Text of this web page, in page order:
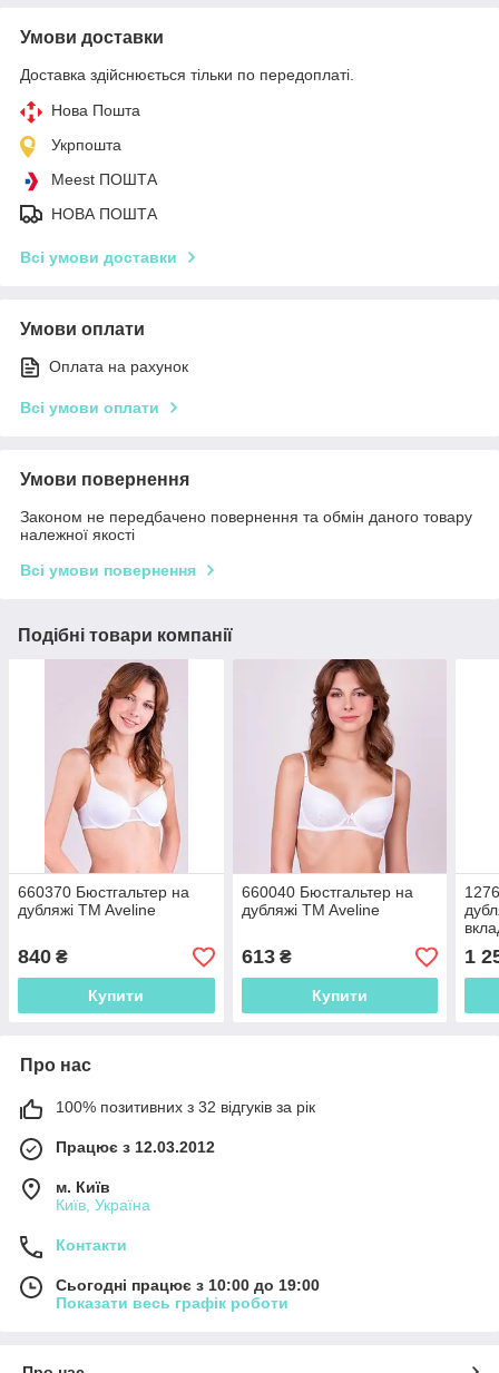
Умови доставки
Доставка здійснюється тільки по передоплаті.
Нова Пошта
Укрпошта
Meest ПОШТА
НОВА ПОШТА
Всі умови доставки
Умови оплати
Оплата на рахунок
Всі умови оплати
Умови повернення
Законом не передбачено повернення та обмін даного товару
належної якості
Всі умови повернення
Подібні товари компанії
660370 Бюстгальтер на
дубляжі TM Aveline
840 ₴
Купити
660040 Бюстгальтер на
дубляжі TM Aveline
613₴
Купити
1
Про нас
100% позитивних з 32 відгуків за рік
Працює з 12.03.2012
м. Київ
Київ, Україна
Контакти
Сьогодні працює з 10:00 до 19:00
Показати весь графік роботи